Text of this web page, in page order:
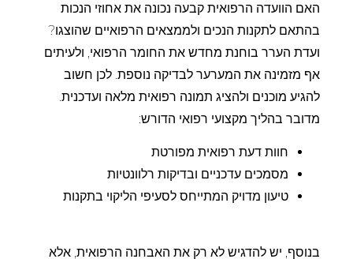
האם הוועדה הרפואית קבעה נכונה את אחוזי הנכות
בהתאם לתקנות הנכים ולממצאים הרפואיים שהוצגו?
ועדת הערר בוחנת מחדש את החומר הרפואי, ולעיתים
אף מזמינה את המערער לבדיקה נוספת. לכן חשוב
להגיע מוכנים ולהציג תמונה רפואית מלאה ועדכנית.
מדובר בהליך מקצועי רפואי הדורש:
חוות דעת רפואית מפורטת
מסמכים עדכניים ובדיקות רלוונטיות
טיעון מדויק המתייחס לסעיפי הליקוי בתקנות
בנוסף, יש להדגיש לא רק את האבחנה הרפואית, אלא